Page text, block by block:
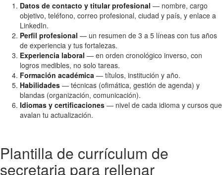
Datos de contacto y titular profesional — nombre, cargo
objetivo, teléfono, correo profesional, ciudad y país, y enlace a
LinkedIn.
Perfil profesional — un resumen de 3 a 5 líneas con tus años
de experiencia y tus fortalezas.
Experiencia laboral — en orden cronológico inverso, con
logros medibles, no solo tareas.
Formación académica — títulos, institución y año.
Habilidades — técnicas (ofimática, gestión de agenda) y
blandas (organización, comunicación).
Idiomas y certificaciones — nivel de cada idioma y cursos que
avalan tu actualización.
Plantilla de currículum de
secretaria para rellenar